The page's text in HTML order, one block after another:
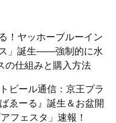
！ヤッホーブルーイン
」誕生——強制的に水
の仕組みと購入方法
ビール通信：京王プラ
ゑーる』誕生＆お盆開
フェスタ」速報！